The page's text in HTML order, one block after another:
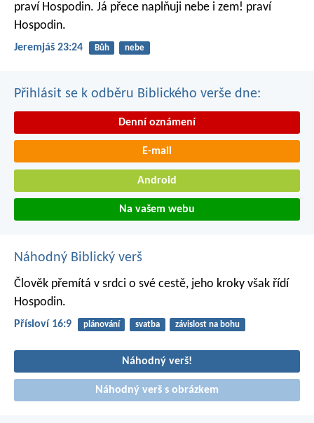
praví Hospodin. Já přece naplňuji nebe i zem! praví
Hospodin.
Jeremjáš 23:24 Bůh nebe
Přihlásit se k odběru Biblického verše dne:
Denní oznámení
E-mail
Android
Na vašem webu
Náhodný Biblický verš
Člověk přemítá v srdci o své cestě, jeho kroky však řídí
Hospodin.
Přísloví 16:9 plánování svatba závislost na bohu
Náhodný verš!
Náhodný verš s obrázkem